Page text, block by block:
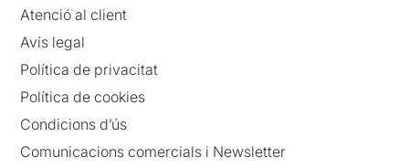
Atenció al client
Avís legal
Política de privacitat
Política de cookies
Condicions d’ús
Comunicacions comercials i Newsletter